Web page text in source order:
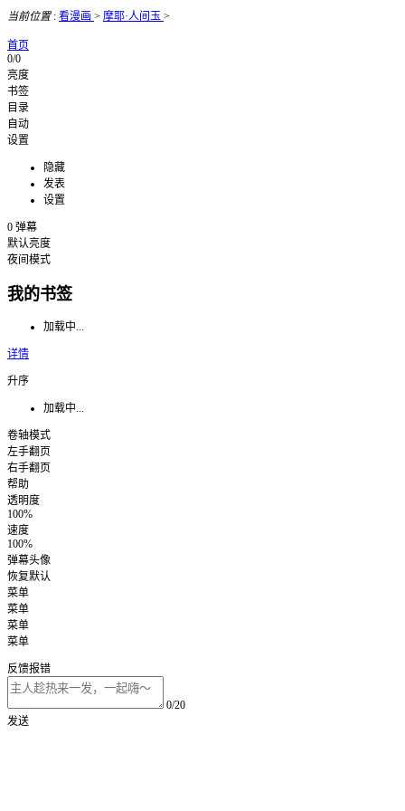
当前位置: 看漫画 > 摩耶·人间玉 >
首页
0/0
亮度
书签
目录
自动
设置
隐藏
发表
设置
0 弹幕
默认亮度
夜间模式
我的书签
加载中...
详情
升序
加载中...
卷轴模式
左手翻页
右手翻页
帮助
透明度
100%
速度
100%
弹幕头像
恢复默认
菜单
菜单
菜单
菜单
反馈报错
0/20
发送